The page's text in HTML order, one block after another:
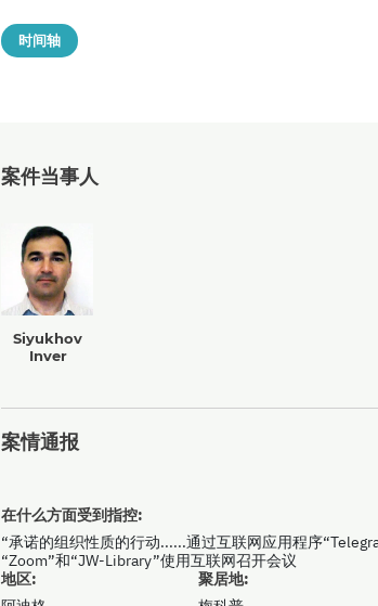
时间轴
案件当事人
Siyukhov
Inver
案情通报
地区:
聚居地:
在什么方面受到指控:
“承诺的组织性质的行动......通过互联网应用程序
“Zoom”和“JW-Library”使用互联网召开会议